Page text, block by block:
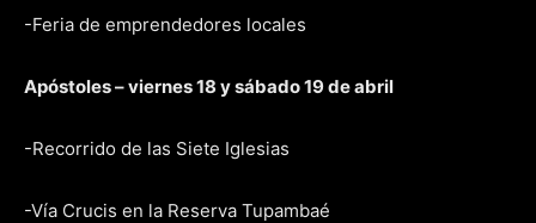
-Feria de emprendedores locales
Apóstoles – viernes 18 y sábado 19 de abril
-Recorrido de las Siete Iglesias
-Vía Crucis en la Reserva Tupambaé